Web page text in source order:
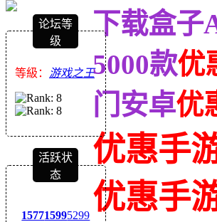
论坛等
级
等級： 游戏之王
活跃状
态
157715995299
下载盒子
5000款优
门安卓优
优惠手
优惠手